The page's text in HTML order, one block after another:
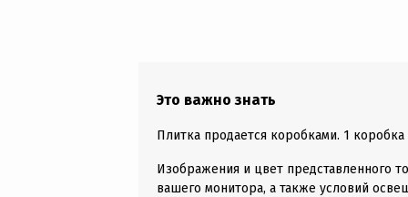
Это важно знать
Плитка продается коробками. 1
Изображения и цвет представленного
вашего монитора, а также условий